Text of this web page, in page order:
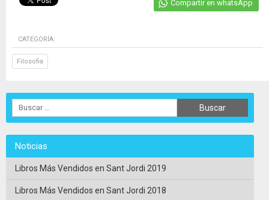
Compartir en whatsApp
CATEGORÍA:
Filosofia
Noticias
Libros Más Vendidos en Sant Jordi 2019
Libros Más Vendidos en Sant Jordi 2018